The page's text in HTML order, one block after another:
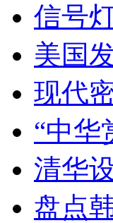
信号
美国
现代
“中华
清华
盘点